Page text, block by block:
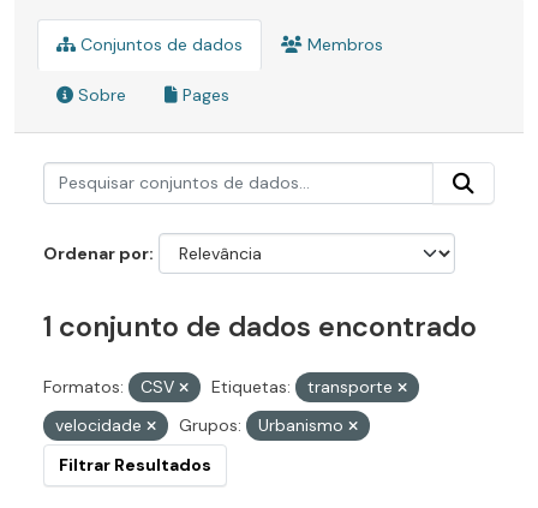
Conjuntos de dados Membros
Sobre Pages
Ordenar por
1 conjunto de dados encontrado
Formatos: CSV Etiquetas:
transporte
velocidade
Grupos:
Urbanismo
Filtrar Resultados